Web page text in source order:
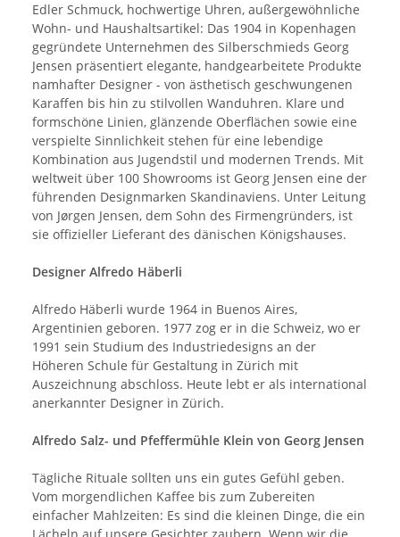
Edler Schmuck, hochwertige Uhren, außergewöhnliche
Wohn- und Haushaltsartikel: Das 1904 in Kopenhagen
gegründete Unternehmen des Silberschmieds Georg
Jensen präsentiert elegante, handgearbeitete Produkte
namhafter Designer - von ästhetisch geschwungenen
Karaffen bis hin zu stilvollen Wanduhren. Klare und
formschöne Linien, glänzende Oberflächen sowie eine
verspielte Sinnlichkeit stehen für eine lebendige
Kombination aus Jugendstil und modernen Trends. Mit
weltweit über 100 Showrooms ist Georg Jensen eine der
führenden Designmarken Skandinaviens. Unter Leitung
von Jørgen Jensen, dem Sohn des Firmengründers, ist
sie offizieller Lieferant des dänischen Königshauses.
Designer Alfredo Häberli
Alfredo Häberli wurde 1964 in Buenos Aires,
Argentinien geboren. 1977 zog er in die Schweiz, wo er
1991 sein Studium des Industriedesigns an der
Höheren Schule für Gestaltung in Zürich mit
Auszeichnung abschloss. Heute lebt er als international
anerkannter Designer in Zürich.
Alfredo Salz- und Pfeffermühle Klein von Georg Jensen
Tägliche Rituale sollten uns ein gutes Gefühl geben.
Vom morgendlichen Kaffee bis zum Zubereiten
einfacher Mahlzeiten: Es sind die kleinen Dinge, die ein